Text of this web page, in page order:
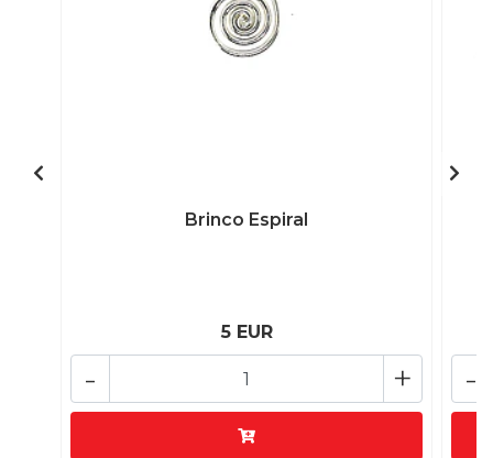
Brinco Espiral
5 EUR
+
- -